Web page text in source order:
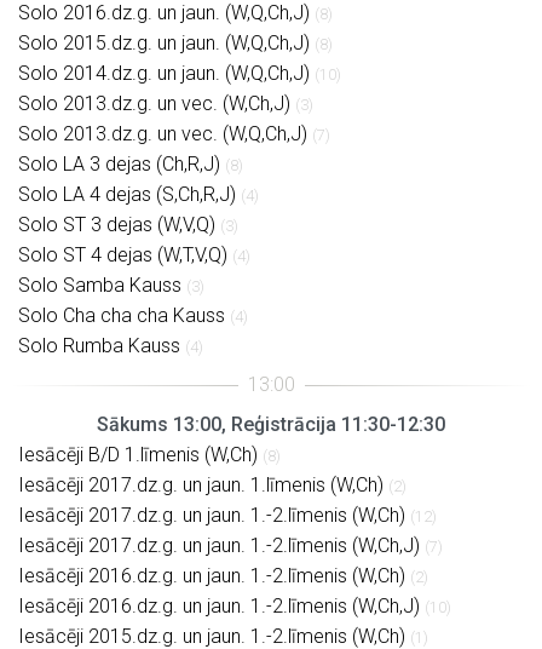
Solo 2016.dz.g. un jaun. (W,Q,Ch,J) (8)
Solo 2015.dz.g. un jaun. (W,Q,Ch,J) (8)
Solo 2014.dz.g. un jaun. (W,Q,Ch,J) (10)
Solo 2013.dz.g. un vec. (W,Ch,J) (3)
Solo 2013.dz.g. un vec. (W,Q,Ch,J) (7)
Solo LA 3 dejas (Ch,R,J) (8)
Solo LA 4 dejas (S,Ch,R,J) (4)
Solo ST 3 dejas (W,V,Q) (3)
Solo ST 4 dejas (W,T,V,Q) (4)
Solo Samba Kauss (3)
Solo Cha cha cha Kauss (4)
Solo Rumba Kauss (4)
Sākums 13:00, Reģistrācija 11:30-12:30
Iesācēji B/D 1.līmenis (W,Ch) (8)
Iesācēji 2017.dz.g. un jaun. 1.līmenis (W,Ch) (2)
Iesācēji 2017.dz.g. un jaun. 1.-2.līmenis (W,Ch) (12)
Iesācēji 2017.dz.g. un jaun. 1.-2.līmenis (W,Ch,J) (7)
Iesācēji 2016.dz.g. un jaun. 1.-2.līmenis (W,Ch) (2)
Iesācēji 2016.dz.g. un jaun. 1.-2.līmenis (W,Ch,J) (10)
Iesācēji 2015.dz.g. un jaun. 1.-2.līmenis (W,Ch) (1)